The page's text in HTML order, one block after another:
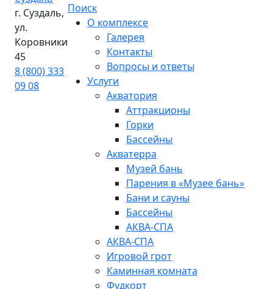
г. Суздаль,
ул.
Коровники
45
8 (800) 333
09 08
Поиск
О комплексе
Галерея
Контакты
Вопросы и ответы
Услуги
Акватория
Аттракционы
Горки
Бассейны
Акватерра
Музей бань
Парения в «Музее бань»
Бани и сауны
Бассейны
АКВА-СПА
АКВА-СПА
Игровой грот
Каминная комната
Фудкорт